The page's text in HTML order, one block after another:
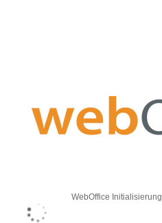
WebOffice Initialisierung